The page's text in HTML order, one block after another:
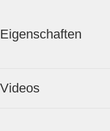
Eigenschaften
Videos